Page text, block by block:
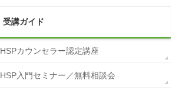
受講ガイド
HSPカウンセラー認定講座
HSP入門セミナー／無料相談会